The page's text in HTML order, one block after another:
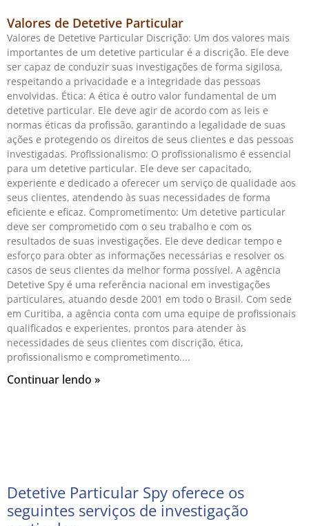
Valores de Detetive Particular
Valores de Detetive Particular Discrição: Um dos valores mais
importantes de um detetive particular é a discrição. Ele deve
ser capaz de conduzir suas investigações de forma sigilosa,
respeitando a privacidade e a integridade das pessoas
envolvidas. Ética: A ética é outro valor fundamental de um
detetive particular. Ele deve agir de acordo com as leis e
normas éticas da profissão, garantindo a legalidade de suas
ações e protegendo os direitos de seus clientes e das pessoas
investigadas. Profissionalismo: O profissionalismo é essencial
para um detetive particular. Ele deve ser capacitado,
experiente e dedicado a oferecer um serviço de qualidade aos
seus clientes, atendendo às suas necessidades de forma
eficiente e eficaz. Comprometimento: Um detetive particular
deve ser comprometido com o seu trabalho e com os
resultados de suas investigações. Ele deve dedicar tempo e
esforço para obter as informações necessárias e resolver os
casos de seus clientes da melhor forma possível. A agência
Detetive Spy é uma referência nacional em investigações
particulares, atuando desde 2001 em todo o Brasil. Com sede
em Curitiba, a agência conta com uma equipe de profissionais
qualificados e experientes, prontos para atender às
necessidades de seus clientes com discrição, ética,
profissionalismo e comprometimento.
Continuar lendo »
Detetive Particular Spy oferece os
seguintes serviços de investigação